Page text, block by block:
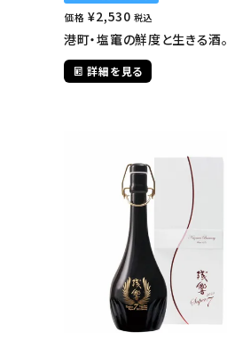
価格 ¥2,530 税込
港町・塩竃の鮮度と生きる酒。
詳細を見る